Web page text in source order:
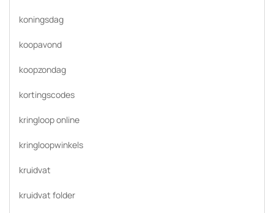
koningsdag
koopavond
koopzondag
kortingscodes
kringloop online
kringloopwinkels
kruidvat
kruidvat folder